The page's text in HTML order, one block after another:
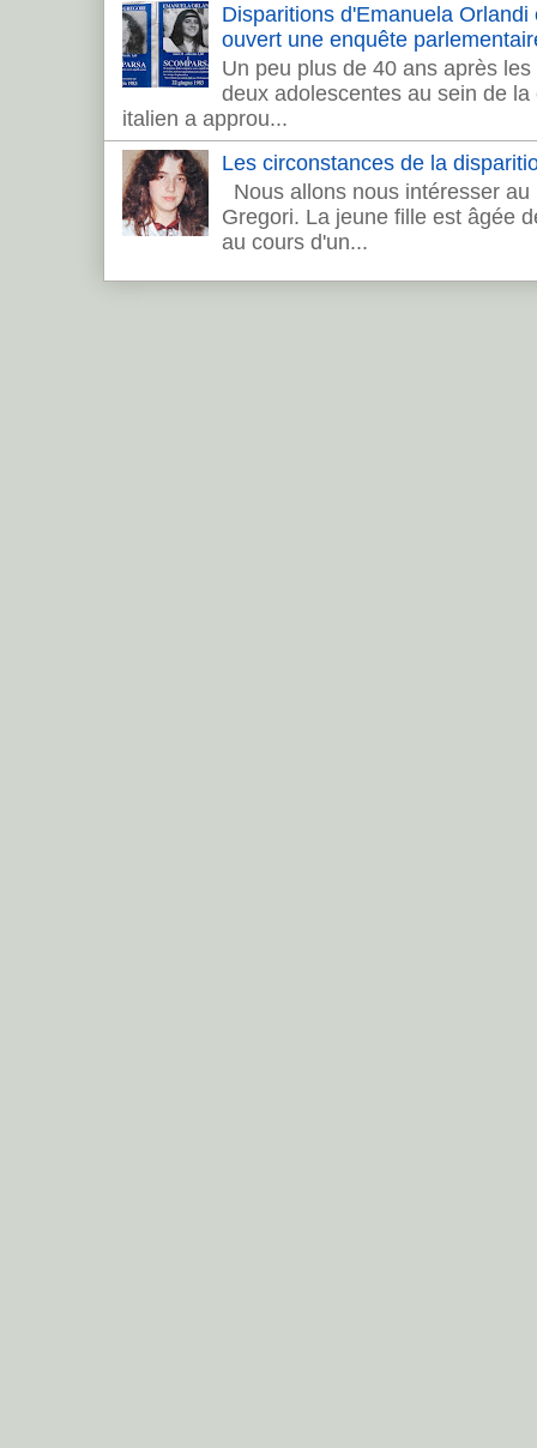
Disparitions d'Emanuela
ouvert une enquête
Un peu plus de 40 ans après
deux adolescentes au sein de
italien a approu...
Les circonstances de la
Nous allons nous intéresser
Gregori. La jeune fille est âgée
au cours d'un...